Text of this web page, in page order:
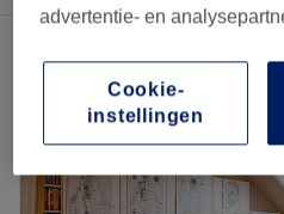
advertentie- en
Cookie-
instellingen